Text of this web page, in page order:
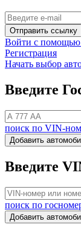
Отправить ссылку
Войти с помощью
Регистрация
Начать выбор
Введите
поиск по VIN-
Добавить
Введите
поиск по
Добавить